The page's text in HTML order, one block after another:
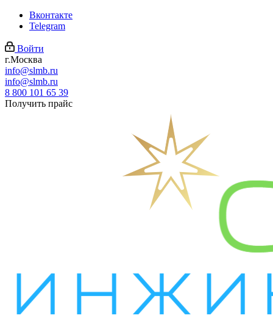
Вконтакте
Telegram
Войти
г.Москва
info@slmb.ru
info@slmb.ru
8 800 101 65 39
Получить прайс